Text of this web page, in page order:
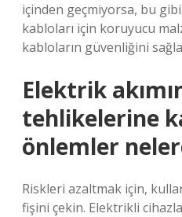
içinden geçmiyorsa, bu
kabloları için koruyucu
kabloların güvenliğini
Elektrik
tehlikelerine
önlemler
Riskleri azaltmak için,
fişini çekin. Elektrikli